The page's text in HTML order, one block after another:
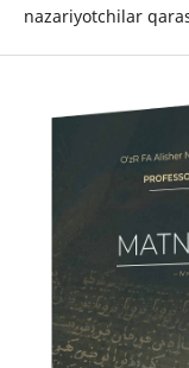
nazariyotchilar